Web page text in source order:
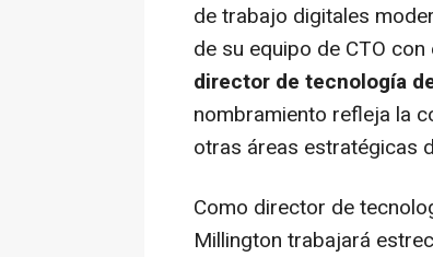
de trabajo digitales
de su equipo de CTO
director de tecnología
nombramiento refleja la
otras áreas estratégicas
Como director de
Millington trabajará